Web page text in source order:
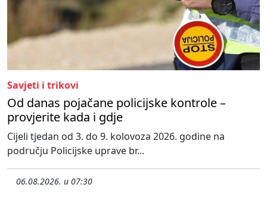
Savjeti i trikovi
Od danas pojačane policijske kontrole –
provjerite kada i gdje
Cijeli tjedan od 3. do 9. kolovoza 2026. godine na
području Policijske uprave br...
06.08.2026. u 07:30